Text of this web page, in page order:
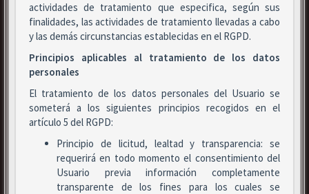
actividades de tratamiento que especifica, según sus
finalidades, las actividades de tratamiento llevadas a cabo
y las demás circunstancias establecidas en el RGPD.
Principios aplicables al tratamiento de los datos
personales
El tratamiento de los datos personales del Usuario se
someterá a los siguientes principios recogidos en el
artículo 5 del RGPD:
Principio de licitud, lealtad y transparencia: se
requerirá en todo momento el consentimiento del
Usuario previa información completamente
transparente de los fines para los cuales se